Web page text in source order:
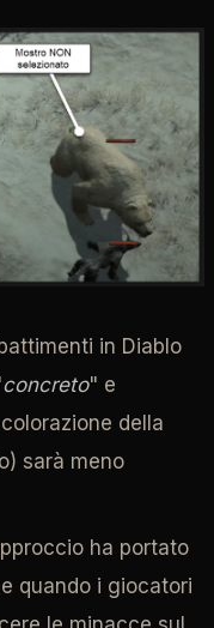
in Diablo
concreto" e
della
sarà meno
ha portato
quando i giocatori